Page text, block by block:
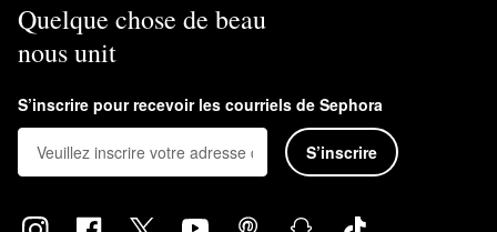
Quelque chose de beau
nous unit
S’inscrire pour recevoir les courriels de Sephora
S’inscrire